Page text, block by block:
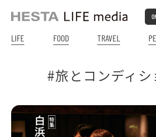
LIFE FOOD TRAVEL
#旅とコンディシ